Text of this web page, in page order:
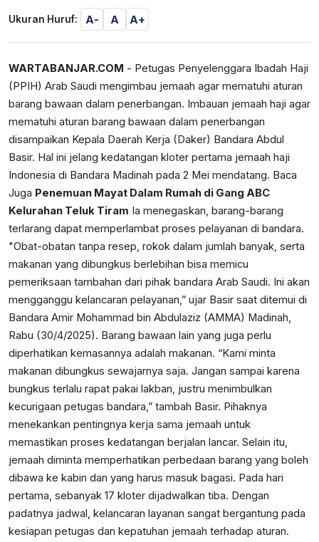
Ukuran Huruf: A- A A+
WARTABANJAR.COM - Petugas Penyelenggara Ibadah Haji
(PPIH) Arab Saudi mengimbau jemaah agar mematuhi aturan
barang bawaan dalam penerbangan. Imbauan jemaah haji agar
mematuhi aturan barang bawaan dalam penerbangan
disampaikan Kepala Daerah Kerja (Daker) Bandara Abdul
Basir. Hal ini jelang kedatangan kloter pertama jemaah haji
Indonesia di Bandara Madinah pada 2 Mei mendatang. Baca
Juga Penemuan Mayat Dalam Rumah di Gang ABC
Kelurahan Teluk Tiram Ia menegaskan, barang-barang
terlarang dapat memperlambat proses pelayanan di bandara.
"Obat-obatan tanpa resep, rokok dalam jumlah banyak, serta
makanan yang dibungkus berlebihan bisa memicu
pemeriksaan tambahan dari pihak bandara Arab Saudi. Ini akan
mengganggu kelancaran pelayanan,” ujar Basir saat ditemui di
Bandara Amir Mohammad bin Abdulaziz (AMMA) Madinah,
Rabu (30/4/2025). Barang bawaan lain yang juga perlu
diperhatikan kemasannya adalah makanan. “Kami minta
makanan dibungkus sewajarnya saja. Jangan sampai karena
bungkus terlalu rapat pakai lakban, justru menimbulkan
kecurigaan petugas bandara,” tambah Basir. Pihaknya
menekankan pentingnya kerja sama jemaah untuk
memastikan proses kedatangan berjalan lancar. Selain itu,
jemaah diminta memperhatikan perbedaan barang yang boleh
dibawa ke kabin dan yang harus masuk bagasi. Pada hari
pertama, sebanyak 17 kloter dijadwalkan tiba. Dengan
padatnya jadwal, kelancaran layanan sangat bergantung pada
kesiapan petugas dan kepatuhan jemaah terhadap aturan.